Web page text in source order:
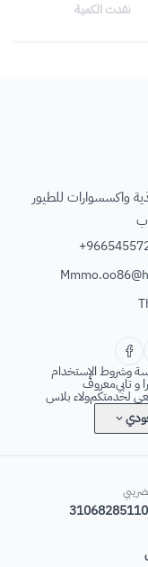
نفدت الكمية
واكسسوارات للطيور
وشروط الإستخدام
و تابيمعروف
لخدمتكمولاء بلاس